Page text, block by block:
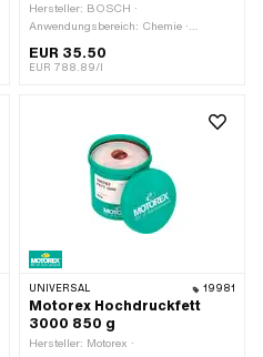
Hersteller: BOSCH ·
Anwendungsbereich: Chemie ·
ml · Gefahrenhinweis: Schädlich für
EUR 35.50
EUR 788.89/l
UNIVERSAL 19981
Motorex Hochdruckfett
3000 850 g
Hersteller: Motorex ·